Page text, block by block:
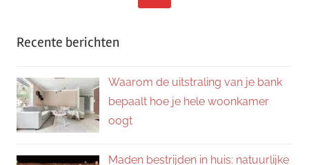
Recente berichten
Waarom de uitstraling van je bank
bepaalt hoe je hele woonkamer
oogt
Maden bestrijden in huis: natuurlijke